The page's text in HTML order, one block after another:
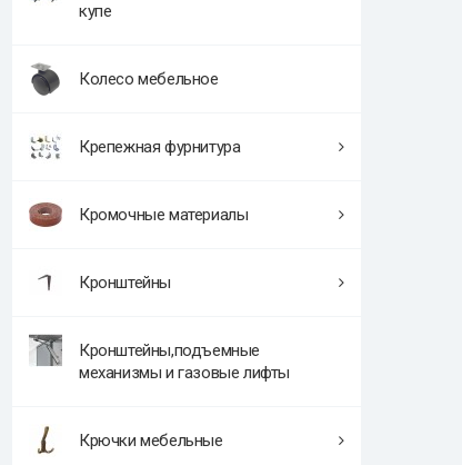
купе
Колесо мебельное
Крепежная фурнитура
Кромочные материалы
Кронштейны
Кронштейны,подъемные
механизмы и газовые лифты
Крючки мебельные